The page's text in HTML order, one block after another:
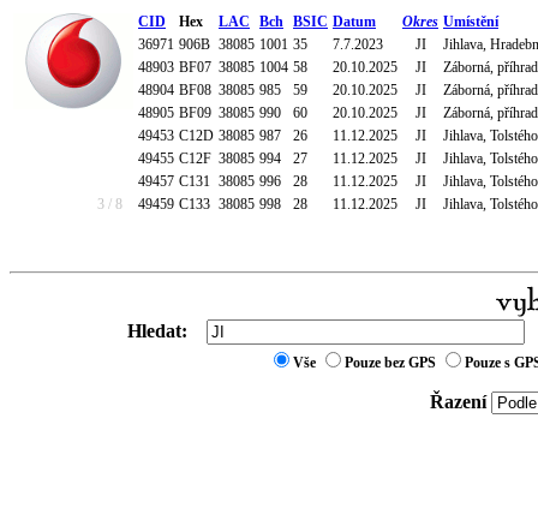
CID Hex LAC Bch BSIC Datum Okres Umístění
36971 906B 38085 1001 35 7.7.2023 JI
Jihlava,
48903 BF07 38085 1004 58 20.10.2025 JI
Záborná,
48904 BF08 38085 985 59 20.10.2025 JI
Záborná,
48905 BF09 38085 990 60 20.10.2025 JI
Záborná,
49453 C12D 38085 987 26 11.12.2025 JI
Jihlava,
49455 C12F 38085 994 27 11.12.2025 JI
Jihlava,
49457 C131 38085 996 28 11.12.2025 JI
Jihlava,
3 / 8
49459 C133 38085 998 28 11.12.2025 JI Jihlava,
Hledat:
Vše Pouze bez GPS Pouze s
Řazení